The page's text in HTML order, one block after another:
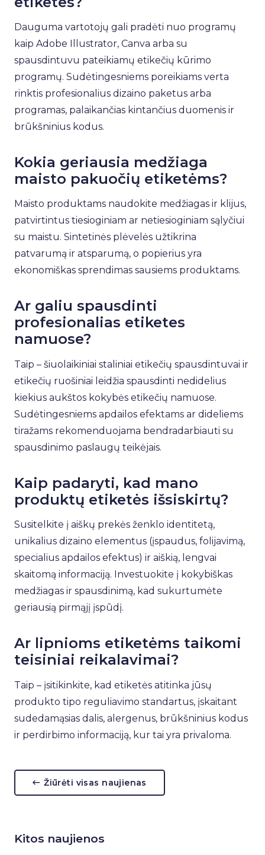
Dauguma vartotojų gali pradėti nuo programų
kaip Adobe Illustrator, Canva arba su
spausdintuvu pateikiamų etikečių kūrimo
programų. Sudėtingesniems poreikiams verta
rinktis profesionalius dizaino paketus arba
programas, palaikančias kintančius duomenis ir
brūkšninius kodus.
Kokia geriausia medžiaga
maisto pakuočių etiketėms?
Maisto produktams naudokite medžiagas ir klijus,
patvirtintus tiesioginiam ar netiesioginiam sąlyčiui
su maistu. Sintetinės plėvelės užtikrina
patvarumą ir atsparumą, o popierius yra
ekonomiškas sprendimas sausiems produktams.
Ar galiu spausdinti
profesionalias etiketes
namuose?
Taip – šiuolaikiniai staliniai etikečių spausdintuvai ir
etikečių ruošiniai leidžia spausdinti nedidelius
kiekius aukštos kokybės etikečių namuose.
Sudėtingesniems apdailos efektams ar dideliems
tiražams rekomenduojama bendradarbiauti su
spausdinimo paslaugų teikėjais.
Kaip padaryti, kad mano
produktų etiketės išsiskirtų?
Susitelkite į aiškų prekės ženklo identitetą,
unikalius dizaino elementus (įspaudus, folijavimą,
specialius apdailos efektus) ir aiškią, lengvai
skaitomą informaciją. Investuokite į kokybiškas
medžiagas ir spausdinimą, kad sukurtumėte
geriausią pirmąjį įspūdį.
Ar lipnioms etiketėms taikomi
teisiniai reikalavimai?
Taip – įsitikinkite, kad etiketės atitinka jūsų
produkto tipo reguliavimo standartus, įskaitant
sudedamąsias dalis, alergenus, brūkšninius kodus
ir perdirbimo informaciją, kur tai yra privaloma.
Žiūrėti visas naujienas
Kitos naujienos